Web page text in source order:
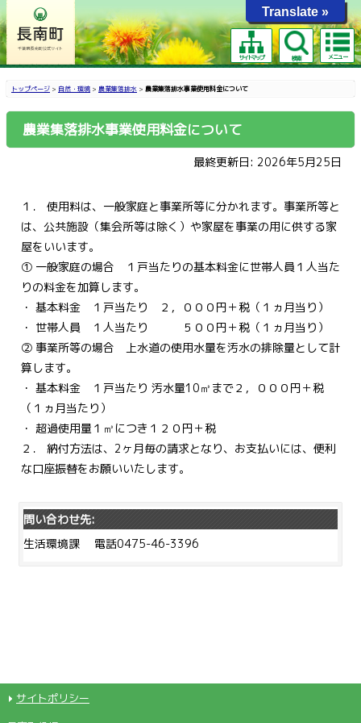
サイトマップ 検索 メニュー
トップページ > 自然・環境 > 農業集落排水 > 農業集落排水事業使用料金について
農業集落排水事業使用料金について
最終更新日: 2026年5月25日
１． 使用料は、一般家庭と事業所等に分かれます。事業所等と
は、公共施設（集会所等は除く）や家屋を事業の用に供する家
屋をいいます。
① 一般家庭の場合 １戸当たりの基本料金に世帯人員１人当た
りの料金を加算します。
・ 基本料金 １戸当たり ２，０００円＋税（１ヵ月当り）
・ 世帯人員 １人当たり ５００円＋税（１ヵ月当り）
② 事業所等の場合 上水道の使用水量を汚水の排除量として計
算します。
・ 基本料金 １戸当たり 汚水量10㎥まで２，０００円＋税
（１ヵ月当たり）
・ 超過使用量１㎥につき１２０円＋税
２． 納付方法は、2ヶ月毎の請求となり、お支払いには、便利
な口座振替をお願いいたします。
問い合わせ先:
生活環境課 電話0475-46-3396
サイトポリシー
Translate »